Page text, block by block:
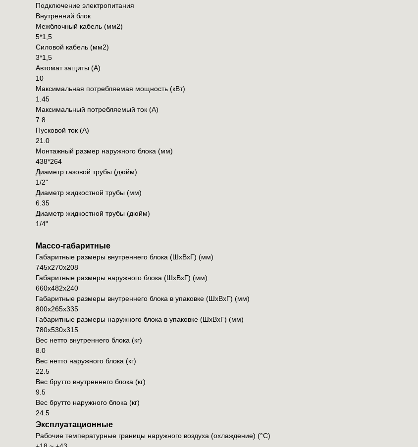
Подключение электропитания
Внутренний блок
Межблочный кабель (мм2)
5*1,5
Силовой кабель (мм2)
3*1,5
Автомат защиты (А)
10
Максимальная потребляемая мощность (кВт)
1.45
Максимальный потребляемый ток (А)
7.8
Пусковой ток (А)
21.0
Монтажный размер наружного блока (мм)
438*264
Диаметр газовой трубы (дюйм)
1/2"
Диаметр жидкостной трубы (мм)
6.35
Диаметр жидкостной трубы (дюйм)
1/4"
Массо-габаритные
Габаритные размеры внутреннего блока (ШxВxГ) (мм)
745x270x208
Габаритные размеры наружного блока (ШxВxГ) (мм)
660x482x240
Габаритные размеры внутреннего блока в упаковке (ШxВxГ) (мм)
800x265x335
Габаритные размеры наружного блока в упаковке (ШxВxГ) (мм)
780x530x315
Вес нетто внутреннего блока (кг)
8.0
Вес нетто наружного блока (кг)
22.5
Вес брутто внутреннего блока (кг)
9.5
Вес брутто наружного блока (кг)
24.5
Эксплуатационные
Рабочие температурные границы наружного воздуха (охлаждение) (°C)